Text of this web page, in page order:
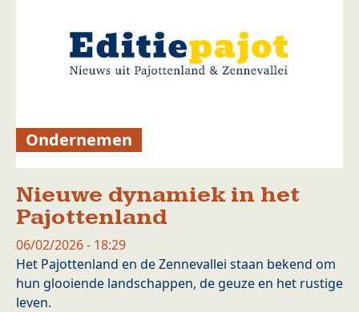
Ondernemen
Nieuwe dynamiek in het
Pajottenland
06/02/2026 - 18:29
Het Pajottenland en de Zennevallei staan bekend om
hun glooiende landschappen, de geuze en het rustige
leven.